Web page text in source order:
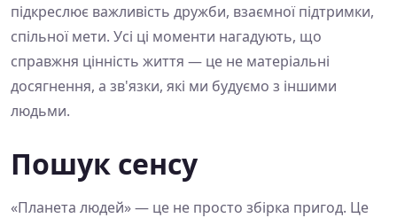
підкреслює важливість дружби, взаємної підтримки,
спільної мети. Усі ці моменти нагадують, що
справжня цінність життя — це не матеріальні
досягнення, а зв'язки, які ми будуємо з іншими
людьми.
Пошук сенсу
«Планета людей» — це не просто збірка пригод. Це